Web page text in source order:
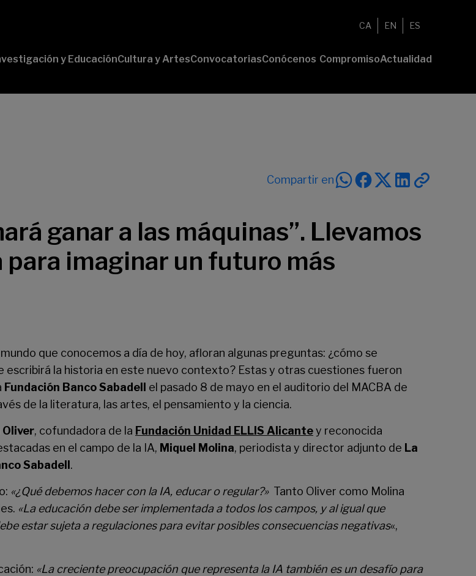
CA EN ES
y EducaciónCultura y ArtesConvocatoriasConócenos CompromisoActualidad
Compartir en
ganar a las máquinas”. Llevamos
para imaginar un futuro más
que conocemos a día de hoy, afloran algunas preguntas: ¿cómo se
escribirá la historia en este nuevo contexto? Estas y otras cuestiones fueron
Fundación Banco Sabadell
el pasado 8 de mayo en el auditorio del MACBA de
de la literatura, las artes, el pensamiento y la ciencia.
Oliver, cofundadora de la Fundación Unidad ELLIS Alicantey reconocida
en el campo de la IA, Miquel Molina, periodista y director adjunto de La
Sabadell .
«¿Qué debemos hacer con la IA, educar o regular?»Tanto Oliver como Molina
«La educación debe ser implementada a todos los campos, y al igual que
estar sujeta a regulaciones para evitar posibles consecuencias negativas«,
«La creciente preocupación que representa la IA también es un desafío para